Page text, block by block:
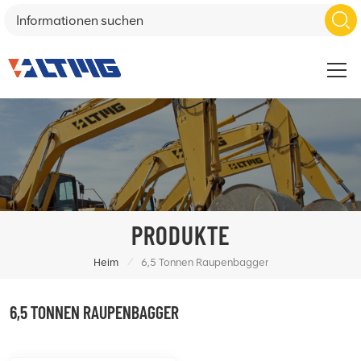
PRODUKTE
Heim / 6,5 Tonnen Raupenbagger
6,5 TONNEN RAUPENBAGGER